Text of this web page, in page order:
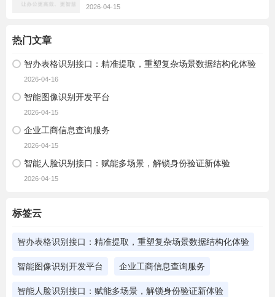
2026-04-15
热门文章
智办表格识别接口：精准提取，重塑复杂场景数据结构化体验
2026-04-16
智能图像识别开发平台
2026-04-15
企业工商信息查询服务
2026-04-15
智能人脸识别接口：赋能多场景，解锁身份验证新体验
2026-04-15
标签云
智办表格识别接口：精准提取，重塑复杂场景数据结构化体验
智能图像识别开发平台 企业工商信息查询服务
智能人脸识别接口：赋能多场景，解锁身份验证新体验